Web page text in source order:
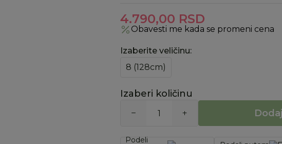
4.790,00 RSD
Obavesti me kada se promeni cena
Izaberite veličinu:
8 (128cm)
Izaberi količinu
Podeli